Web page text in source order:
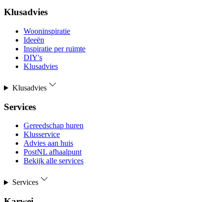
Klusadvies
Wooninspiratie
Ideeën
Inspiratie per ruimte
DIY's
Klusadvies
Klusadvies
Services
Gereedschap huren
Klusservice
Advies aan huis
PostNL afhaalpunt
Bekijk alle services
Services